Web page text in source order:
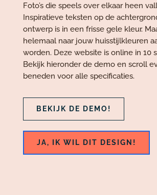
Foto’s die speels over elkaar heen
Inspiratieve teksten op de
ontwerp is in een frisse gele kleur.
helemaal naar jouw huisstijlkleuren
worden. Deze website is online in 10
Bekijk hieronder de demo en scroll
beneden voor alle specificaties.
BEKIJK DE DEMO!
JA, IK WIL DIT DESIGN!